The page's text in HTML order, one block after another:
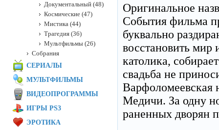
Оригинальное
События фильма
буквально
восстановить мир
католика,
свадьба не
Варфоломеевская
Медичи. За одну
раненных дворян
Документальный (48)
Космические (47)
Мистика (44)
Трагедия (36)
Мультфильмы (26)
Собрания
СЕРИАЛЫ
МУЛЬТФИЛЬМЫ
ВИДЕОПРОГРАММЫ
ИГРЫ PS3
ЭРОТИКА